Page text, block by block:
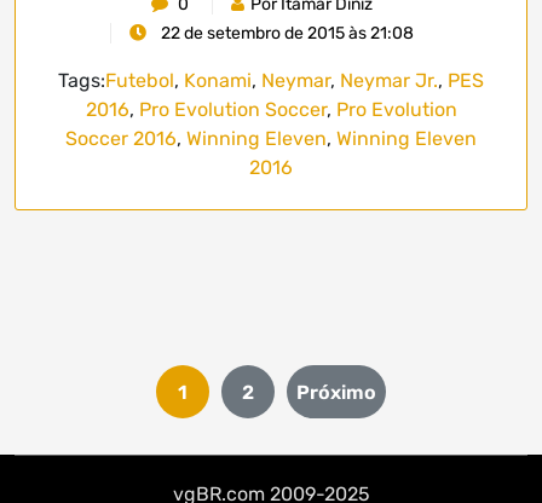
0
Por Itamar Diniz
22 de setembro de 2015 às 21:08
Tags:Futebol, Konami, Neymar, Neymar Jr., PES
2016, Pro Evolution Soccer, Pro Evolution
Soccer 2016, Winning Eleven, Winning Eleven
2016
Paginação
de
posts
1 2 Próximo
vgBR.com 2009-2025